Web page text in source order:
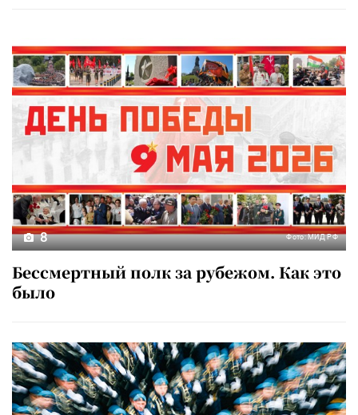
8 Фото: МИД РФ
Бессмертный полк за рубежом. Как это
было